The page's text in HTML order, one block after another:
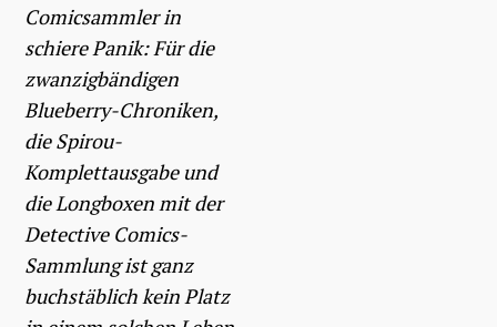
Comicsammler in
schiere Panik: Für die
zwanzigbändigen
Blueberry-Chroniken,
die Spirou-
Komplettausgabe und
die Longboxen mit der
Detective Comics-
Sammlung ist ganz
buchstäblich kein Platz